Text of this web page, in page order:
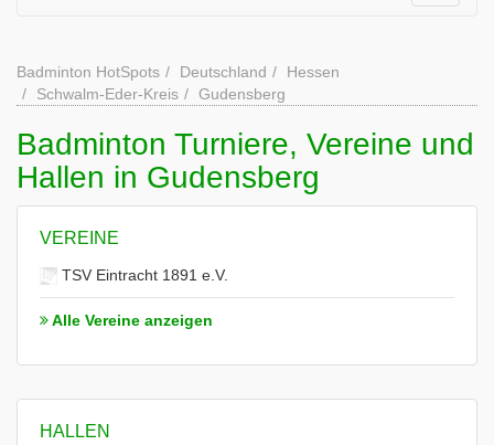
Badminton HotSpots Deutschland
Hessen
Schwalm-Eder-Kreis
Gudensberg
Badminton Turniere, Vereine und
Hallen in Gudensberg
VEREINE
TSV Eintracht 1891 e.V.
Alle Vereine anzeigen
HALLEN